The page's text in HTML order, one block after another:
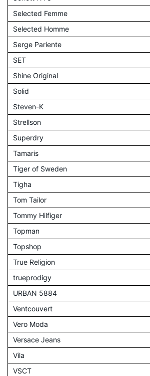
Selected Femme
Selected Homme
Serge Pariente
SET
Shine Original
Solid
Steven-K
Strellson
Superdry
Tamaris
Tiger of Sweden
Tigha
Tom Tailor
Tommy Hilfiger
Topman
Topshop
True Religion
trueprodigy
URBAN 5884
Ventcouvert
Vero Moda
Versace Jeans
Vila
VSCT